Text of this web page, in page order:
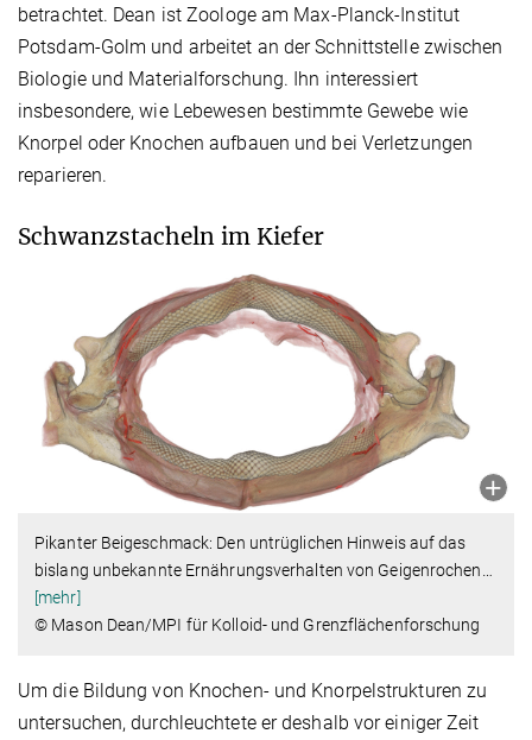
betrachtet. Dean ist Zoologe am Max-Planck-Institut
Potsdam-Golm und arbeitet an der Schnittstelle zwischen
Biologie und Materialforschung. Ihn interessiert
insbesondere, wie Lebewesen bestimmte Gewebe wie
Knorpel oder Knochen aufbauen und bei Verletzungen
reparieren.
Schwanzstacheln im Kiefer
Pikanter Beigeschmack: Den untrüglichen Hinweis auf das
bislang unbekannte Ernährungsverhalten von Geigenrochen…
[mehr]
© Mason Dean/MPI für Kolloid- und Grenzflächenforschung
Um die Bildung von Knochen- und Knorpelstrukturen zu
untersuchen, durchleuchtete er deshalb vor einiger Zeit